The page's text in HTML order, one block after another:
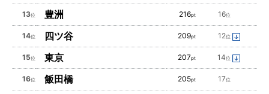
13位 豊洲 216pt 16位
14位 四ツ谷 209pt 12位
15位 東京 207pt 14位
16位 飯田橋 205pt 17位